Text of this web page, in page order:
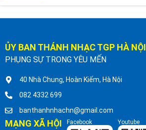
ỦY BAN THÁNH NHẠC TGP HÀ NỘI
PHỤNG SỰ TRONG YÊU MẾN
40 Nhà Chung, Hoàn Kiếm, Hà Nội
082 4332 699
banthanhnhachn@gmail.com
MẠNG XÃ HỘI Facebook Youtube